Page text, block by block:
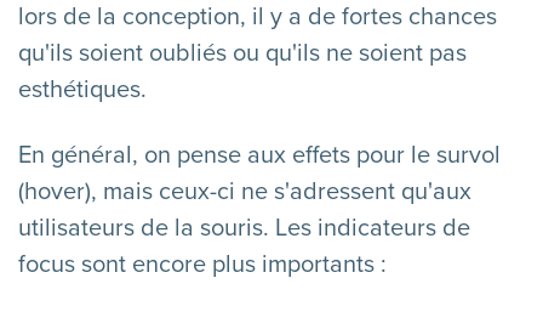
lors de la conception, il y a de fortes chances
qu'ils soient oubliés ou qu'ils ne soient pas
esthétiques.
En général, on pense aux effets pour le survol
(hover), mais ceux-ci ne s'adressent qu'aux
utilisateurs de la souris. Les indicateurs de
focus sont encore plus importants :